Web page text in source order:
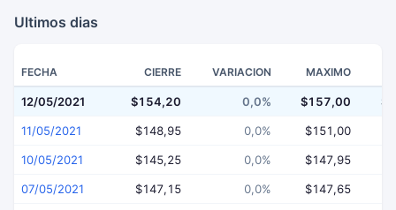
Ultimos dias
FECHA CIERRE VARIACION MAXIMO
12/05/2021 $154,20 0,0% $157,00
11/05/2021 $148,95 0,0% $151,00
10/05/2021 $145,25 0,0% $147,95
07/05/2021 $147,15 0,0% $147,65